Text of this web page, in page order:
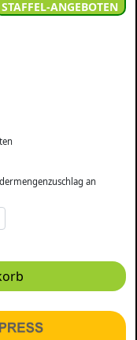
STAFFEL-ANGEBOTEN
an